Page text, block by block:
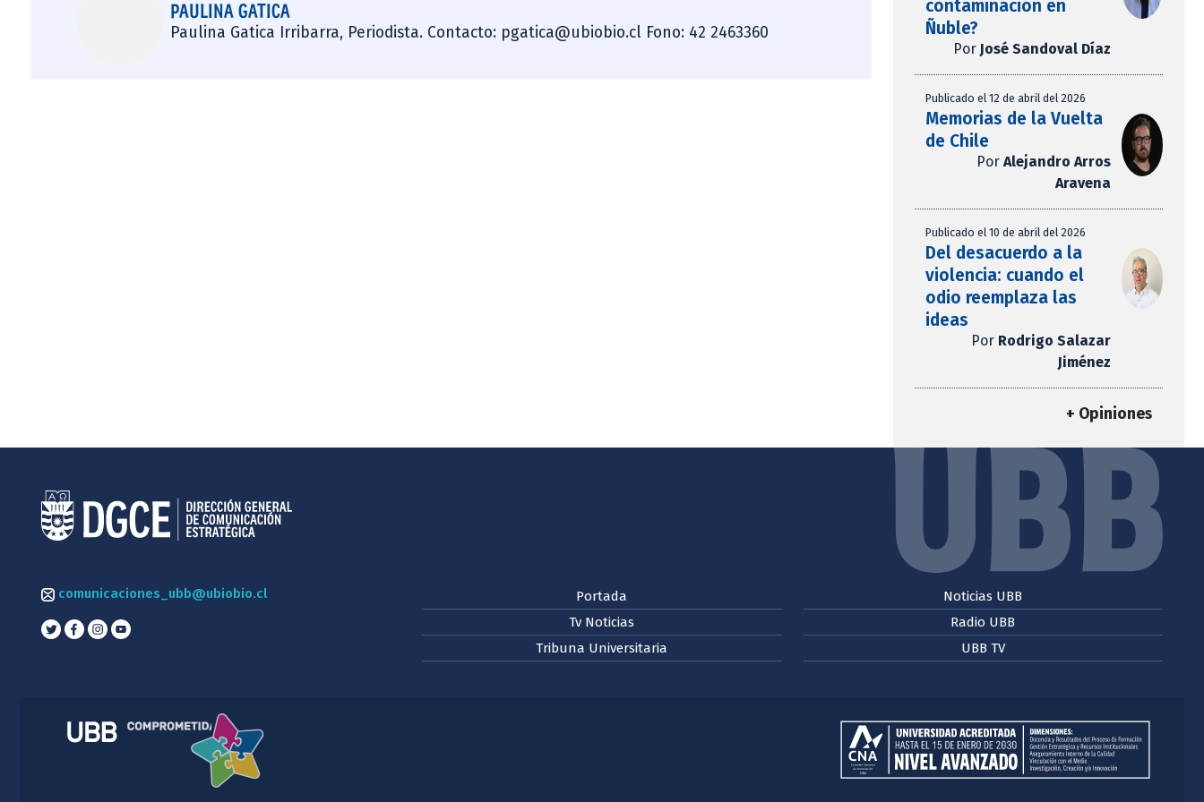
PAULINA GATICA
Paulina Gatica Irribarra, Periodista. Contacto: pgatica@ubiobio.cl Fono: 42 2463360
contaminación en
Ñuble?
Por José Sandoval Díaz
Publicado el 12 de abril del 2026
Memorias de la Vuelta
de Chile
Por Alejandro Arros
Aravena
Publicado el 10 de abril del 2026
Del desacuerdo a la
violencia: cuando el
odio reemplaza las
ideas
Por Rodrigo Salazar
Jiménez
+ Opiniones
comunicaciones_ubb@ubiobio.cl
Portada
Tv Noticias
Tribuna Universitaria
Noticias UBB
Radio UBB
UBB TV